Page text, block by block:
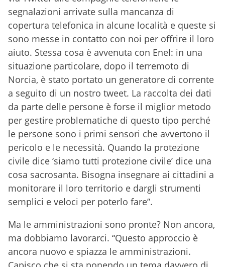
segnalazioni arrivate sulla mancanza di
copertura telefonica in alcune località e queste si
sono messe in contatto con noi per offrire il loro
aiuto. Stessa cosa è avvenuta con Enel: in una
situazione particolare, dopo il terremoto di
Norcia, è stato portato un generatore di corrente
a seguito di un nostro tweet. La raccolta dei dati
da parte delle persone è forse il miglior metodo
per gestire problematiche di questo tipo perché
le persone sono i primi sensori che avvertono il
pericolo e le necessità. Quando la protezione
civile dice ‘siamo tutti protezione civile’ dice una
cosa sacrosanta. Bisogna insegnare ai cittadini a
monitorare il loro territorio e dargli strumenti
semplici e veloci per poterlo fare”.
Ma le amministrazioni sono pronte? Non ancora,
ma dobbiamo lavorarci. “Questo approccio è
ancora nuovo e spiazza le amministrazioni.